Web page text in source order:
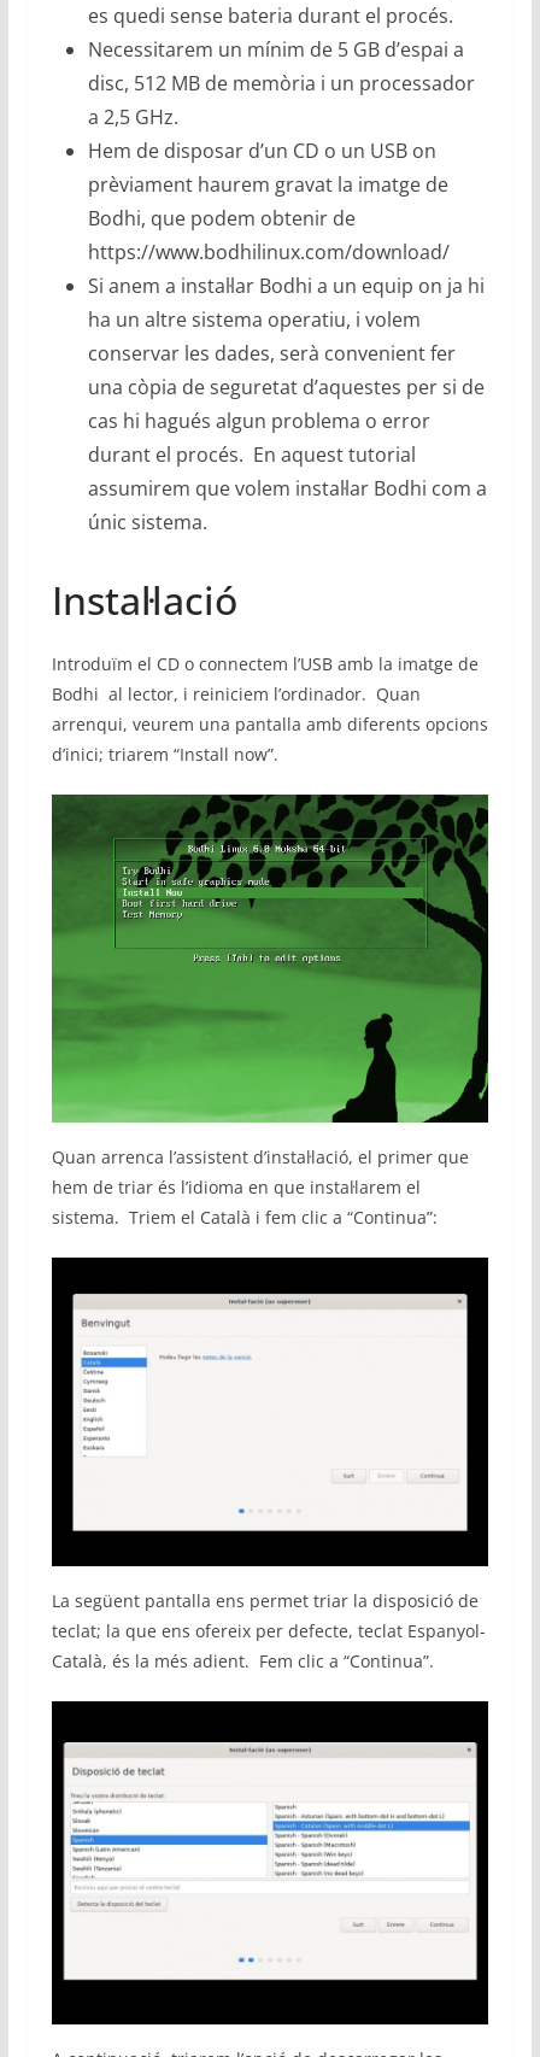
es quedi sense bateria durant el procés.
Necessitarem un mínim de 5 GB d’espai a
disc, 512 MB de memòria i un processador
a 2,5 GHz.
Hem de disposar d’un CD o un USB on
prèviament haurem gravat la imatge de
Bodhi, que podem obtenir de
https://www.bodhilinux.com/download/
Si anem a instal·lar Bodhi a un equip on ja hi
ha un altre sistema operatiu, i volem
conservar les dades, serà convenient fer
una còpia de seguretat d’aquestes per si de
cas hi hagués algun problema o error
durant el procés. En aquest tutorial
assumirem que volem instal·lar Bodhi com a
únic sistema.
Instal·lació
Introduïm el CD o connectem l’USB amb la imatge de
Bodhi al lector, i reiniciem l’ordinador. Quan
arrenqui, veurem una pantalla amb diferents opcions
d’inici; triarem “Install now”.
Quan arrenca l’assistent d’instal·lació, el primer que
hem de triar és l’idioma en que instal·larem el
sistema. Triem el Català i fem clic a “Continua”:
La següent pantalla ens permet triar la disposició de
teclat; la que ens ofereix per defecte, teclat Espanyol-
Català, és la més adient. Fem clic a “Continua”.